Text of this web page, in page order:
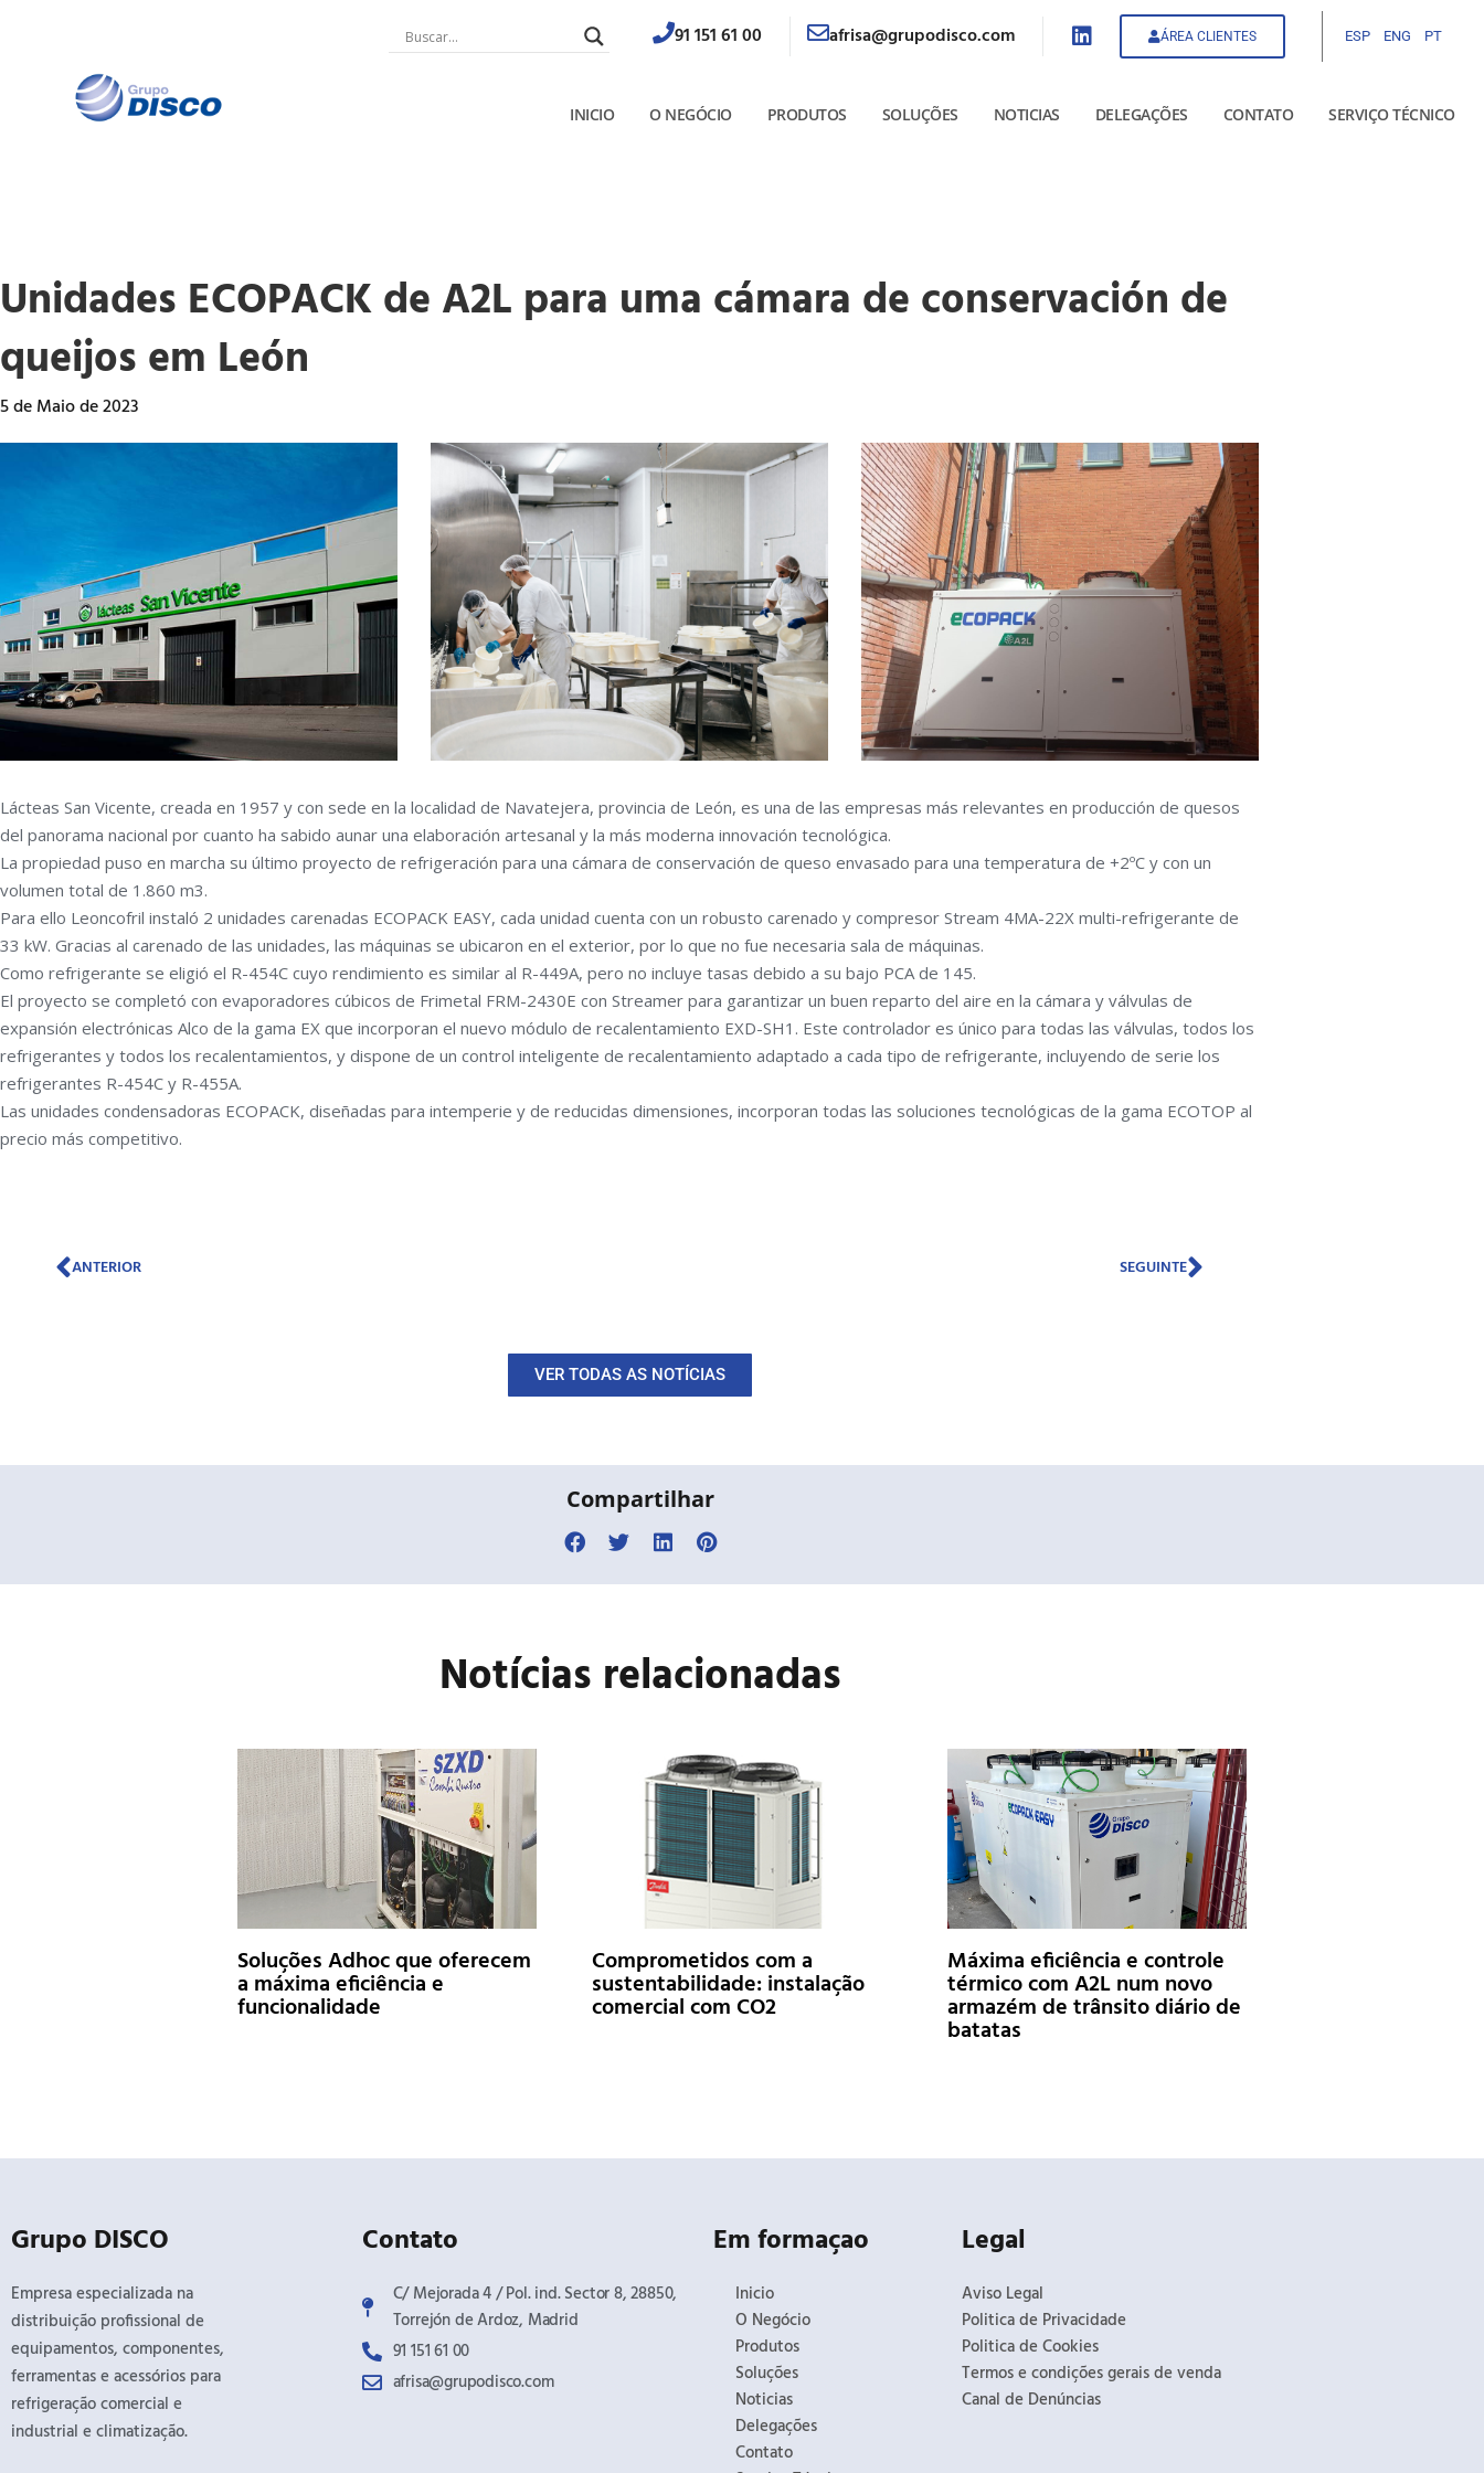
91 151 61 00 afrisa@grupodisco.com ÁREA CLIENTES ESP ENG PT
INICIO O NEGÓCIO PRODUTOS SOLUÇÕES NOTICIAS DELEGAÇÕES CONTATO SERVIÇO TÉCNICO
Unidades ECOPACK de A2L para uma cámara de conservación de
queijos em León
5 de Maio de 2023
Lácteas San Vicente, creada en 1957 y con sede en la localidad de Navatejera, provincia de León, es una de las empresas más relevantes en producción de quesos
del panorama nacional por cuanto ha sabido aunar una elaboración artesanal y la más moderna innovación tecnológica.
La propiedad puso en marcha su último proyecto de refrigeración para una cámara de conservación de queso envasado para una temperatura de +2ºC y con un
volumen total de 1.860 m3.
Para ello Leoncofril instaló 2 unidades carenadas ECOPACK EASY, cada unidad cuenta con un robusto carenado y compresor Stream 4MA-22X multi-refrigerante de
33 kW. Gracias al carenado de las unidades, las máquinas se ubicaron en el exterior, por lo que no fue necesaria sala de máquinas.
Como refrigerante se eligió el R-454C cuyo rendimiento es similar al R-449A, pero no incluye tasas debido a su bajo PCA de 145.
El proyecto se completó con evaporadores cúbicos de Frimetal FRM-2430E con Streamer para garantizar un buen reparto del aire en la cámara y válvulas de
expansión electrónicas Alco de la gama EX que incorporan el nuevo módulo de recalentamiento EXD-SH1. Este controlador es único para todas las válvulas, todos los
refrigerantes y todos los recalentamientos, y dispone de un control inteligente de recalentamiento adaptado a cada tipo de refrigerante, incluyendo de serie los
refrigerantes R-454C y R-455A.
Las unidades condensadoras ECOPACK, diseñadas para intemperie y de reducidas dimensiones, incorporan todas las soluciones tecnológicas de la gama ECOTOP al
precio más competitivo.
Prev
ANTERIOR SEGUINTENext
VER TODAS AS NOTÍCIAS
Compartilhar
Notícias relacionadas
Soluções Adhoc que oferecem
a máxima eficiência e
funcionalidade
Comprometidos com a
sustentabilidade: instalação
comercial com CO2
Máxima eficiência e controle
térmico com A2L num novo
armazém de trânsito diário de
batatas
Grupo DISCO
Empresa especializada na
distribuição profissional de
equipamentos, componentes,
ferramentas e acessórios para
refrigeração comercial e
industrial e climatização.
Contato
C/ Mejorada 4 / Pol. ind. Sector 8, 28850,
Torrejón de Ardoz, Madrid​
91 151 61 00
afrisa@grupodisco.com
Em formaçao
Inicio
O Negócio
Produtos
Soluções
Noticias
Delegações
Contato
Legal
Aviso Legal
Politica de Privacidade
Politica de Cookies
Termos e condições gerais de venda
Canal de Denúncias